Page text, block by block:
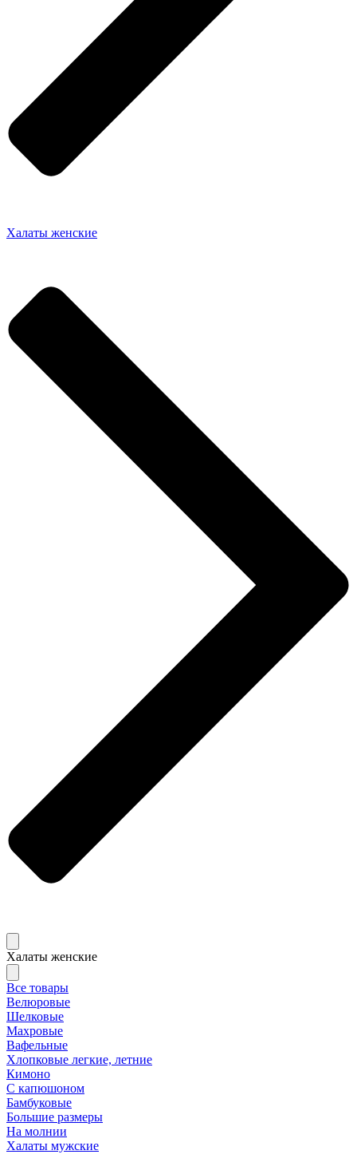
Халаты женские
Халаты женские
Все товары
Велюровые
Шелковые
Махровые
Вафельные
Хлопковые легкие, летние
Кимоно
С капюшоном
Бамбуковые
Большие размеры
На молнии
Халаты мужские